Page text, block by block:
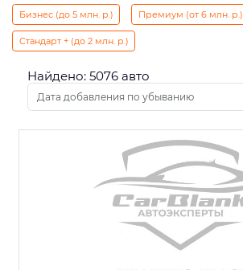
Бизнес (до 5 млн. р.) Премиум (от 6 млн. р.)
Стандарт + (до 2 млн. р.)
Найдено: 5076 авто